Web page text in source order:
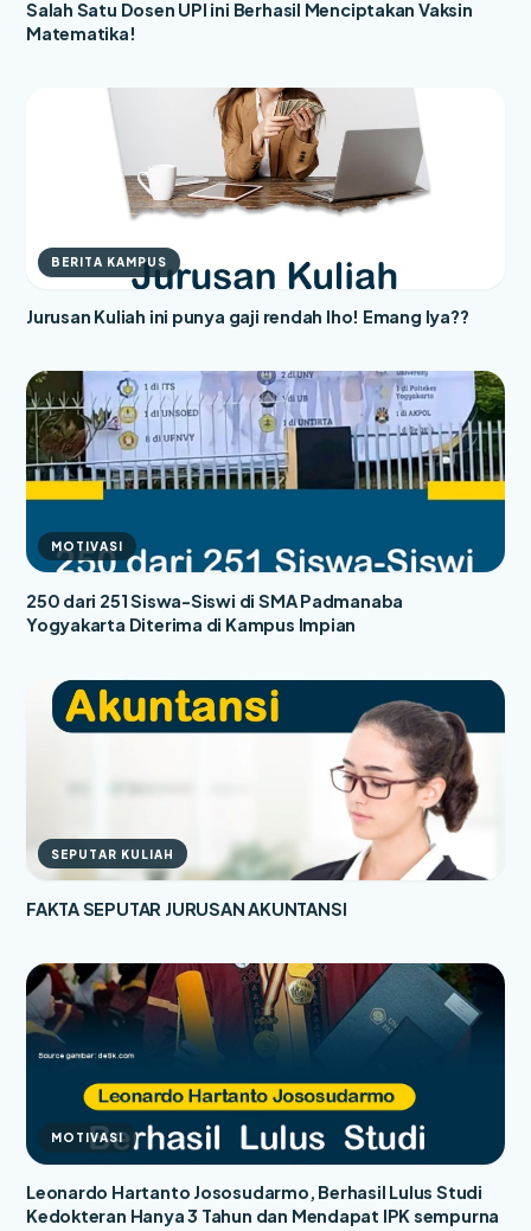
Salah Satu Dosen UPI ini Berhasil Menciptakan Vaksin
Matematika!
BERITA KAMPUS
Jurusan Kuliah ini punya gaji rendah lho! Emang Iya??
MOTIVASI
250 dari 251 Siswa-Siswi di SMA Padmanaba
Yogyakarta Diterima di Kampus Impian
SEPUTAR KULIAH
FAKTA SEPUTAR JURUSAN AKUNTANSI
MOTIVASI
Leonardo Hartanto Jososudarmo, Berhasil Lulus Studi
Kedokteran Hanya 3 Tahun dan Mendapat IPK sempurna